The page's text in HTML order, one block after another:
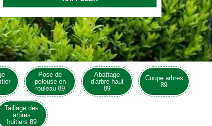
Pose de
pelouse en
rouleau 89
Abattage
d'arbre haut
89
Coupe arbres
89
Taillage des
arbres
fruitiers 89